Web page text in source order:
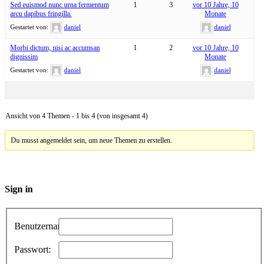
Sed euismod nunc urna fermentum
arcu dapibus fringilla.
Gestartet von: daniel
1 3
vor 10 Jahre, 10
Monate
daniel
Morbi dictum, nisi ac accumsan
dignissim
Gestartet von: daniel
1 2
vor 10 Jahre, 10
Monate
daniel
Ansicht von 4 Themen - 1 bis 4 (von insgesamt 4)
Du musst angemeldet sein, um neue Themen zu erstellen.
Sign in
Benutzername:
Passwort: